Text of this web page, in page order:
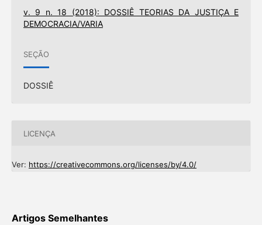
v. 9 n. 18 (2018): DOSSIÊ TEORIAS DA JUSTIÇA E
DEMOCRACIA/VARIA
SEÇÃO
DOSSIÊ
LICENÇA
Ver: https://creativecommons.org/licenses/by/4.0/
Artigos Semelhantes